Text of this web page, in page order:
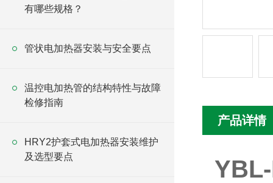
有哪些规格？
管状电加热器安装与安全要点
温控电加热管的结构特性与故障
检修指南
HRY2护套式电加热器安装维护
及选型要点
产品详情